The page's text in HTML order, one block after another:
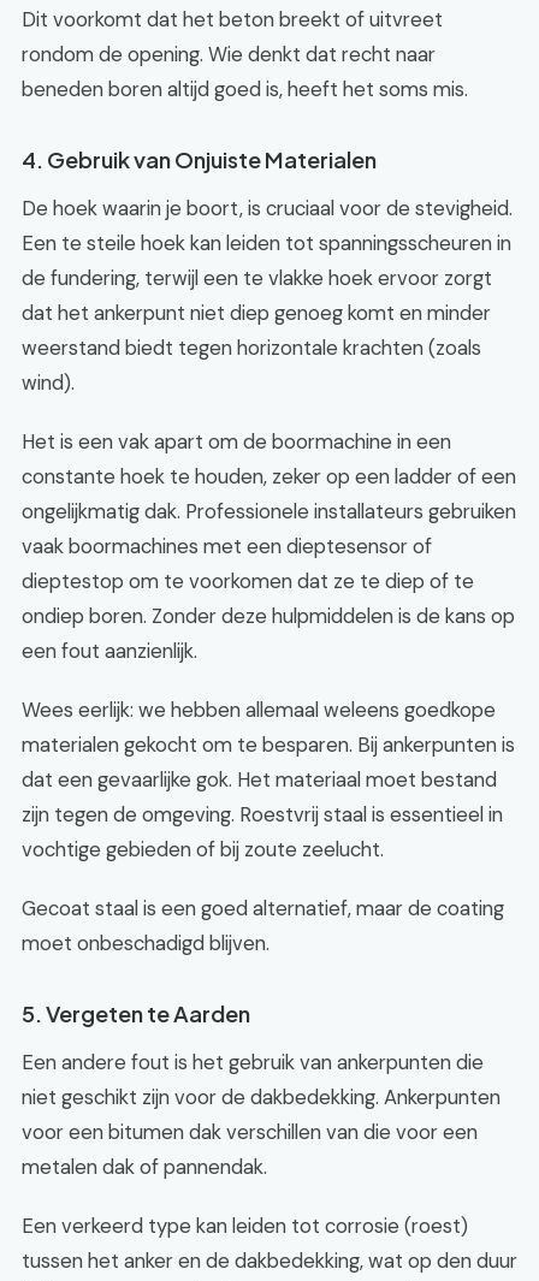
Dit voorkomt dat het beton breekt of uitvreet
rondom de opening. Wie denkt dat recht naar
beneden boren altijd goed is, heeft het soms mis.
4. Gebruik van Onjuiste Materialen
De hoek waarin je boort, is cruciaal voor de stevigheid.
Een te steile hoek kan leiden tot spanningsscheuren in
de fundering, terwijl een te vlakke hoek ervoor zorgt
dat het ankerpunt niet diep genoeg komt en minder
weerstand biedt tegen horizontale krachten (zoals
wind).
Het is een vak apart om de boormachine in een
constante hoek te houden, zeker op een ladder of een
ongelijkmatig dak. Professionele installateurs gebruiken
vaak boormachines met een dieptesensor of
dieptestop om te voorkomen dat ze te diep of te
ondiep boren. Zonder deze hulpmiddelen is de kans op
een fout aanzienlijk.
Wees eerlijk: we hebben allemaal weleens goedkope
materialen gekocht om te besparen. Bij ankerpunten is
dat een gevaarlijke gok. Het materiaal moet bestand
zijn tegen de omgeving. Roestvrij staal is essentieel in
vochtige gebieden of bij zoute zeelucht.
Gecoat staal is een goed alternatief, maar de coating
moet onbeschadigd blijven.
5. Vergeten te Aarden
Een andere fout is het gebruik van ankerpunten die
niet geschikt zijn voor de dakbedekking. Ankerpunten
voor een bitumen dak verschillen van die voor een
metalen dak of pannendak.
Een verkeerd type kan leiden tot corrosie (roest)
tussen het anker en de dakbedekking, wat op den duur